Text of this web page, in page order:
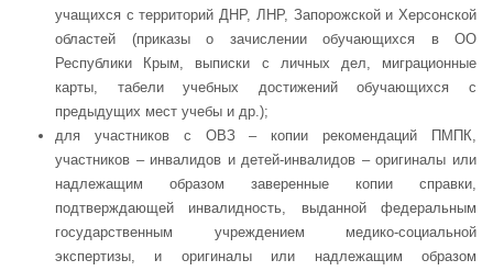
учащихся с территорий ДНР, ЛНР, Запорожской и Херсонской
областей (приказы о зачислении обучающихся в ОО
Республики Крым, выписки с личных дел, миграционные
карты, табели учебных достижений обучающихся с
предыдущих мест учебы и др.);
для участников с ОВЗ – копии рекомендаций ПМПК,
участников – инвалидов и детей-инвалидов – оригиналы или
надлежащим образом заверенные копии справки,
подтверждающей инвалидность, выданной федеральным
государственным учреждением медико-социальной
экспертизы, и оригиналы или надлежащим образом